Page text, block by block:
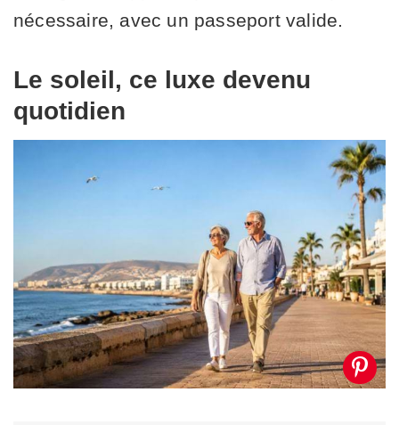
nécessaire, avec un passeport valide.
Le soleil, ce luxe devenu
quotidien